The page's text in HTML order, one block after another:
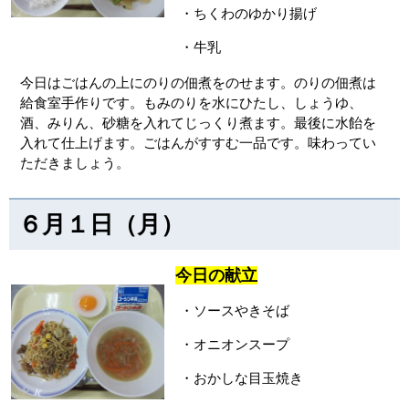
・ちくわのゆかり揚げ
・牛乳
今日はごはんの上にのりの佃煮をのせます。のりの佃煮は
給食室手作りです。もみのりを水にひたし、しょうゆ、
酒、みりん、砂糖を入れてじっくり煮ます。最後に水飴を
入れて仕上げます。ごはんがすすむ一品です。味わってい
ただきましょう。
６月１日（月）
今日の献立
・ソースやきそば
・オニオンスープ
・おかしな目玉焼き